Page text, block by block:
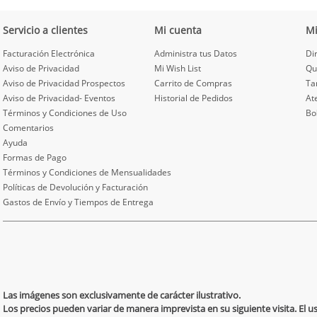
Servicio a clientes
Facturación Electrónica
Aviso de Privacidad
Aviso de Privacidad Prospectos
Aviso de Privacidad- Eventos
Términos y Condiciones de Uso
Comentarios
Ayuda
Formas de Pago
Términos y Condiciones de Mensualidades
Políticas de Devolución y Facturación
Gastos de Envío y Tiempos de Entrega
Mi cuenta
Administra tus Datos
Mi Wish List
Carrito de Compras
Historial de Pedidos
Las imágenes son exclusivamente de carácter ilustrativo.
Los precios pueden variar de manera imprevista en su siguiente visita.